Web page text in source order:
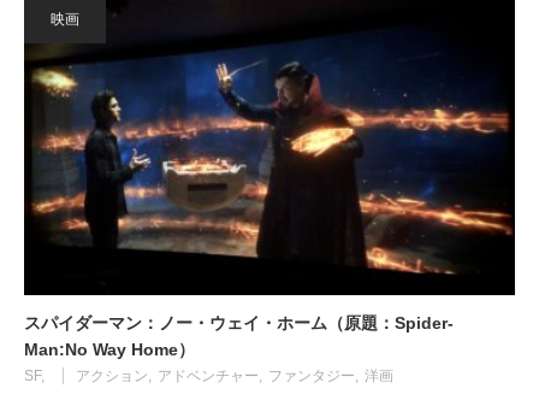
映画
スパイダーマン：ノー・ウェイ・ホーム（原題：Spider-
Man:No Way Home）
SF アクション アドベンチャー ファンタジー 洋画